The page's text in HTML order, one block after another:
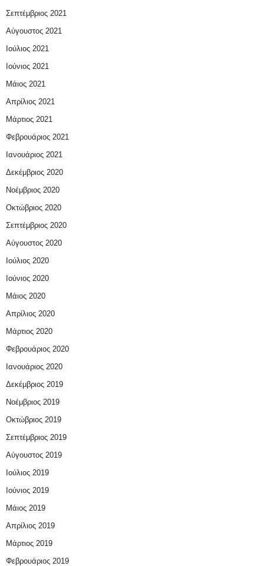
Σεπτέμβριος 2021
Αύγουστος 2021
Ιούλιος 2021
Ιούνιος 2021
Μάιος 2021
Απρίλιος 2021
Μάρτιος 2021
Φεβρουάριος 2021
Ιανουάριος 2021
Δεκέμβριος 2020
Νοέμβριος 2020
Οκτώβριος 2020
Σεπτέμβριος 2020
Αύγουστος 2020
Ιούλιος 2020
Ιούνιος 2020
Μάιος 2020
Απρίλιος 2020
Μάρτιος 2020
Φεβρουάριος 2020
Ιανουάριος 2020
Δεκέμβριος 2019
Νοέμβριος 2019
Οκτώβριος 2019
Σεπτέμβριος 2019
Αύγουστος 2019
Ιούλιος 2019
Ιούνιος 2019
Μάιος 2019
Απρίλιος 2019
Μάρτιος 2019
Φεβρουάριος 2019